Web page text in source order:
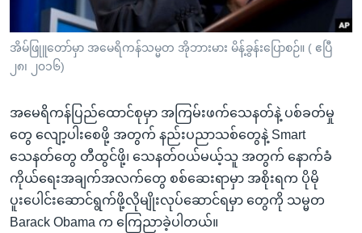
စာမျက်နှာ
သို့
ကျော်
ကြည့်
ကျော်
ဗွီအိုအေ လူမှုကွန်ယက်များ
ဘာသာစကားများ
အိမ်ဖြုူတော်မှာ အမေရိကန်သမ္မတ အိုဘားမား မိန့်ခွန်းပြောစဉ်။ ( ဧပြီ
၂၈၊ ၂၀၁၆)
အမေရိကန်ပြည်ထောင်စုမှာ အကြမ်းဖက်သေနတ်နဲ့ ပစ်ခတ်မှု
တွေ လျော့ပါးစေဖို့ အတွက် နည်းပညာသစ်တွေနဲ့ Smart
သေနတ်တွေ တီထွင်ဖို့၊ သေနတ်ဝယ်မယ့်သူ အတွက် နောက်ခံ
ကိုယ်ရေးအချက်အလက်တွေ စစ်ဆေးရာမှာ အစိုးရက ပိုမို
ပူးပေါင်းဆောင်ရွက်ဖို့လိုမျိုးလုပ်ဆောင်ရမှာ တွေကို သမ္မတ
Barack Obama က ကြေညာခဲ့ပါတယ်။